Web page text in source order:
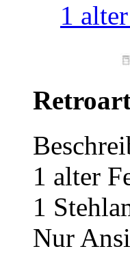
1
1 alter
1
Nur